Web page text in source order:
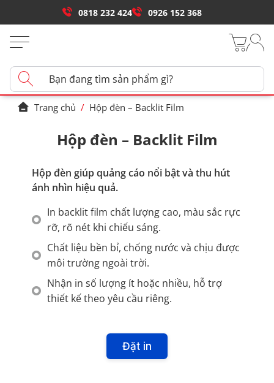
0818 232 424 0926 152 368
Trang chủ / Hộp đèn – Backlit Film
Hộp đèn – Backlit Film
Hộp đèn giúp quảng cáo nổi bật và thu hút
ánh nhìn hiệu quả.
In backlit film chất lượng cao, màu sắc rực
rỡ, rõ nét khi chiếu sáng.
Chất liệu bền bỉ, chống nước và chịu được
môi trường ngoài trời.
Nhận in số lượng ít hoặc nhiều, hỗ trợ
thiết kế theo yêu cầu riêng.
Đặt in